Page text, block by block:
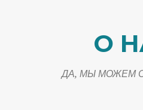
O
ДА, МЫ МОЖЕМ